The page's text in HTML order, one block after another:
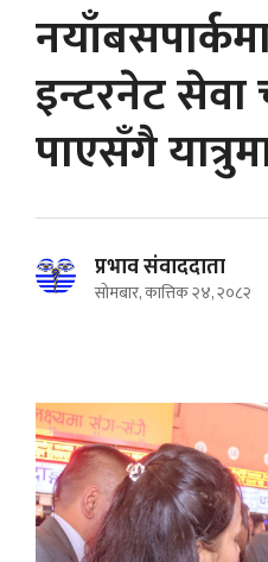
इन्टरनेट
पाएसँगै
प्रभाव संवाददाता
सोमबार, कात्तिक २४, २०८२